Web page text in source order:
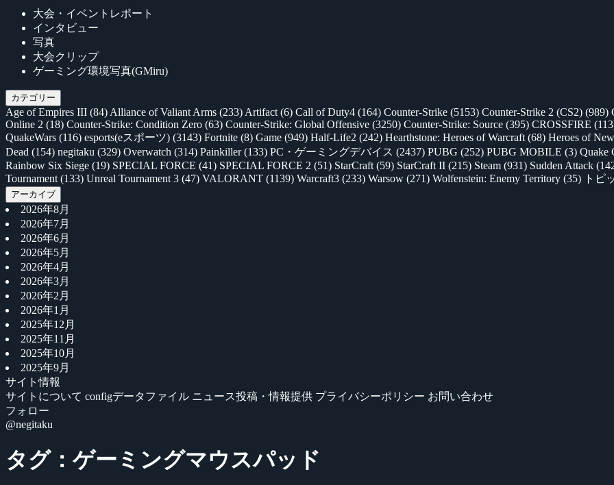
大会・イベントレポート
インタビュー
写真
大会クリップ
ゲーミング環境写真(GMiru)
カテゴリー
Age of Empires III (84) Alliance of Valiant Arms (233) Artifact (6) Call of Duty4 (164) Counter-Strike (5153) Counter-Strike 2 (CS2) (989)
Online 2 (18) Counter-Strike: Condition Zero (63) Counter-Strike: Global Offensive (3250) Counter-Strike: Source (395) CROSSFIRE
QuakeWars (116) esports(eスポーツ) (3143) Fortnite (8) Game (949) Half-Life2 (242) Hearthstone: Heroes of Warcraft (68) Heroes of
Dead (154) negitaku (329) Overwatch (314) Painkiller(133) PC・ゲーミングデバイス (2437) PUBG (252) PUBG MOBILE (3) Quake
Rainbow Six Siege (19) SPECIAL FORCE (41) SPECIAL FORCE 2 (51) StarCraft (59) StarCraft II (215) Steam (931) Sudden Attack
Tournament (133) Unreal Tournament 3 (47) VALORANT (1139) Warcraft3 (233) Warsow (271) Wolfenstein: Enemy Territory (35) トピ
アーカイブ
2026年8月
2026年7月
2026年6月
2026年5月
2026年4月
2026年3月
2026年2月
2026年1月
2025年12月
2025年11月
2025年10月
2025年9月
サイト情報
サイトについて configデータファイル ニュース投稿・情報提供 プライバシーポリシー お問い合わせ
フォロー
@negitaku
タグ：ゲーミングマウスパッド